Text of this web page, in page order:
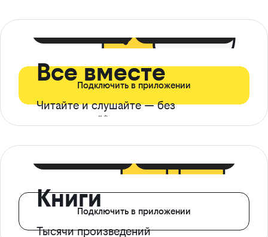
Все вместе
Читайте и слушайте — без
ограничений*
Подключить в приложении
Книги
Тысячи произведений
Подключить в приложении